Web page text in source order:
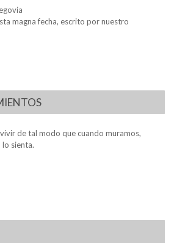
magna fecha, escrito por nuestro
de tal modo que cuando muramos,
lo sienta.